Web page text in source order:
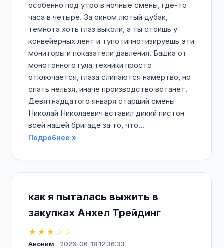
особенно под утро в ночные смены, где-то
часа в четыре. За окном лютый дубак,
темнота хоть глаз выколи, а ты стоишь у
конвейерных лент и тупо гипнотизируешь эти
мониторы и показатели давления. Башка от
монотонного гула техники просто
отключается, глаза слипаются намертво, но
спать нельзя, иначе производство встанет.
Девятнадцатого января старший смены
Николай Николаевич вставил дикий пистон
всей нашей бригаде за то, что...
Подробнее »
как я пыталась выжить в
закупках Анхел Трейдинг
★★★☆☆
Аноним
2026-06-18 12:36:33